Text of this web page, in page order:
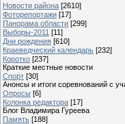
Новости района [2610]
Фоторепортажи [17]
Панорама области [299]
Выборы-2011 [11]
Дни рождения [610]
Краеведческий календарь [232]
Коротко [237]
Краткие местные новости
Спорт [30]
Анонсы и итоги соревнований с
Опросы [6]
Колонка редактора [17]
Блог Владимира Гуреева
Память [188]